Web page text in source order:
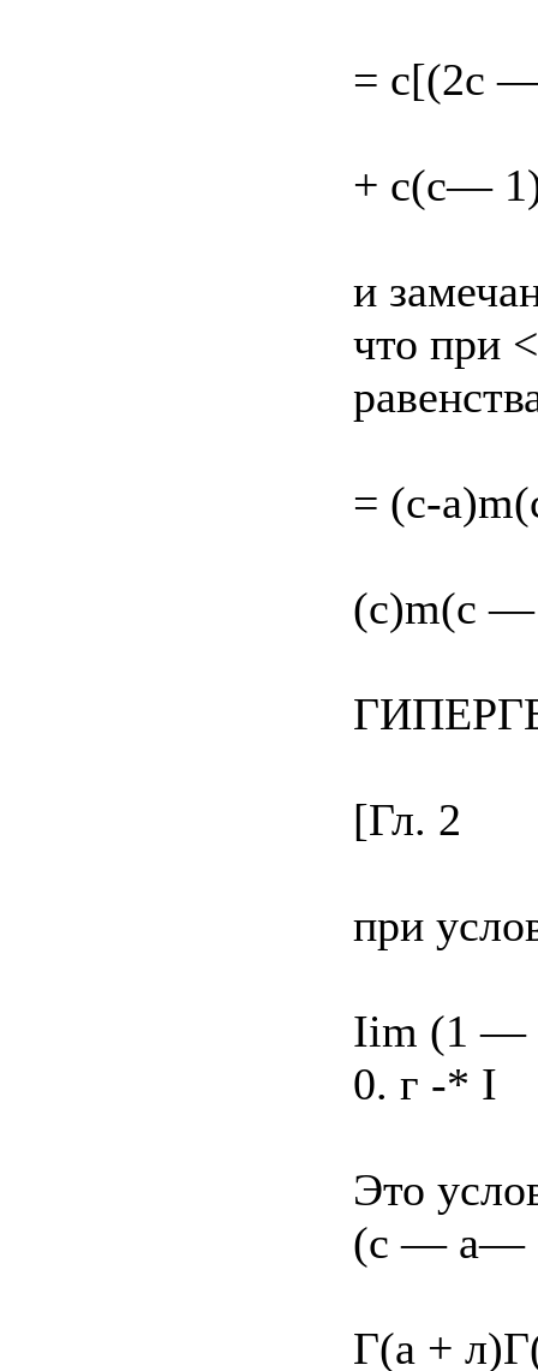
= c[(2c
+ с(с—
и
что при
= (c-
(c)m(c
[Гл. 2
при
Iim (1 —
0. г -* I
Это
(с — а—
Г(а +